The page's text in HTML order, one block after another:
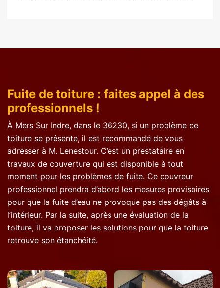
Fuite de toiture : faites appel à des
professionnels !
À Mers Sur Indre, dans le 36230, si un problème de
toiture se présente, il est recommandé de vous
adresser à M. Lenestour. C’est un prestataire en
travaux de couverture qui est disponible à tout
moment pour les problèmes de fuite. Ce couvreur
professionnel prendra d’abord les mesures provisoires
pour que la fuite d’eau ne provoque pas des dégâts à
l’intérieur. Par la suite, après une évaluation de la
toiture, il va proposer les solutions pour que la toiture
retrouve son étanchéité.